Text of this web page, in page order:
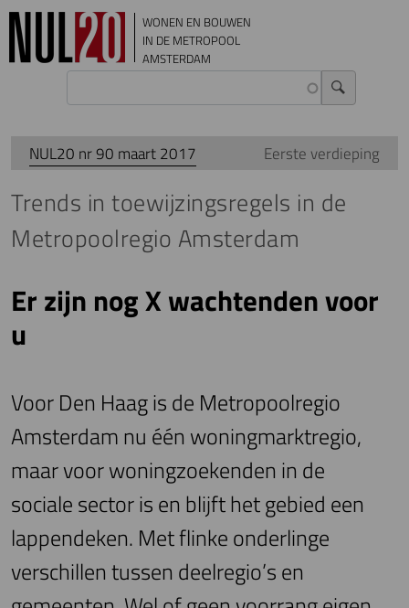
Overslaan en naar de inhoud gaan
WONEN EN BOUWEN
IN DE METROPOOL
AMSTERDAM
NUL20 nr 90 maart 2017 Eerste verdieping
Trends in toewijzingsregels in de
Metropoolregio Amsterdam
Er zijn nog X wachtenden voor
u
Voor Den Haag is de Metropoolregio
Amsterdam nu één woningmarktregio,
maar voor woningzoekenden in de
sociale sector is en blijft het gebied een
lappendeken. Met flinke onderlinge
verschillen tussen deelregio’s en